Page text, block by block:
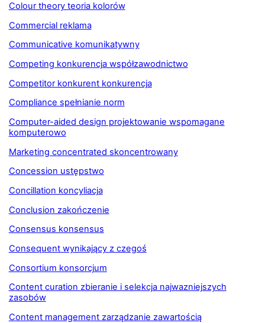
Colour theory teoria kolorów
Commercial reklama
Communicative komunikatywny
Competing konkurencja współzawodnictwo
Competitor konkurent konkurencja
Compliance spełnianie norm
Computer-aided design projektowanie wspomagane
komputerowo
Marketing concentrated skoncentrowany
Concession ustępstwo
Concillation koncyliacja
Conclusion zakończenie
Consensus konsensus
Consequent wynikający z czegoś
Consortium konsorcjum
Content curation zbieranie i selekcja najwazniejszych
zasobów
Content management zarządzanie zawartością